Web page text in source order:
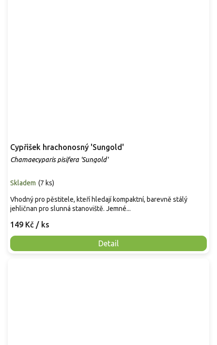
Cypřišek hrachonosný 'Sungold'
Chamaecyparis pisifera 'Sungold'
Skladem (7 ks)
149 Kč / ks
Detail
Vhodný pro pěstitele, kteří hledají kompaktní, barevně stálý
jehličnan pro slunná stanoviště. Jemné...